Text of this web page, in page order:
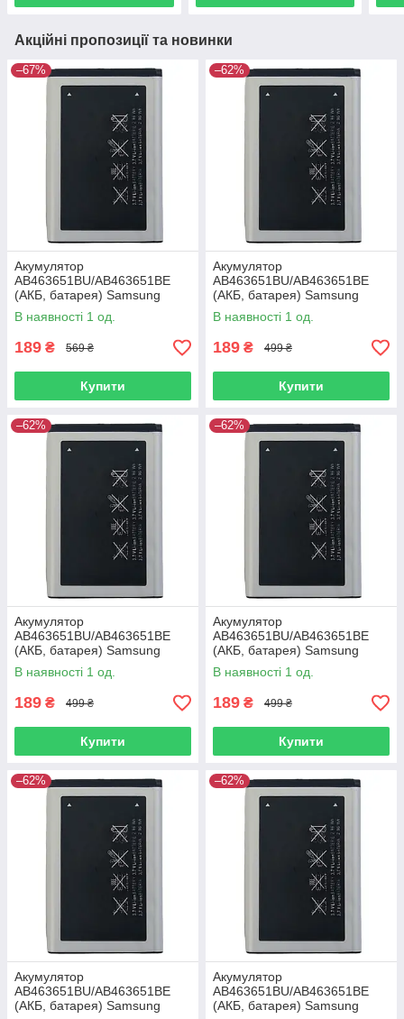
Акційні пропозиції та новинки
–67%
Акумулятор
AB463651BU/AB463651BE
(АКБ, батарея) Samsung
M3710 Corby Beat (Li-ion 3.7V
960mAh)
В наявності 1 од.
189 ₴ 569 ₴
Купити
–62%
Акумулятор
AB463651BU/AB463651BE
(АКБ, батарея) Samsung
J800 2008 (Li-ion 3.7V
960mAh)
В наявності 1 од.
189 ₴ 499 ₴
Купити
–62%
Акумулятор
AB463651BU/AB463651BE
(АКБ, батарея) Samsung
L700 (Li-ion 3.7V 960mAh)
В наявності 1 од.
189 ₴ 499 ₴
Купити
–62%
Акумулятор
AB463651BU/AB463651BE
(АКБ, батарея) Samsung
M3310 (Li-ion 3.7V 960mAh)
В наявності 1 од.
189 ₴ 499 ₴
Купити
–62%
Акумулятор
AB463651BU/AB463651BE
(АКБ, батарея) Samsung
–62%
Акумулятор
AB463651BU/AB463651BE
(АКБ, батарея) Samsung